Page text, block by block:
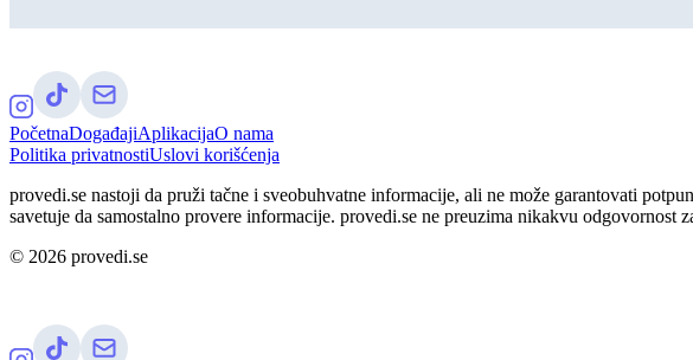
PočetnaDogađajiAplikacijaO nama
Politika privatnostiUslovi korišćenja
provedi.se nastoji da pruži tačne i sveobuhvatne informacije, ali ne može garantovati
savetuje da samostalno provere informacije. provedi.se ne preuzima nikakvu odgovornost
© 2026 provedi.se